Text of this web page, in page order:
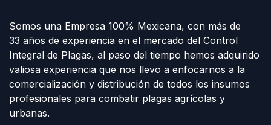
Somos una Empresa 100% Mexicana, con más de
33 años de experiencia en el mercado del Control
Integral de Plagas, al paso del tiempo hemos adquirido
valiosa experiencia que nos llevo a enfocarnos a la
comercialización y distribución de todos los insumos
profesionales para combatir plagas agrícolas y
urbanas.